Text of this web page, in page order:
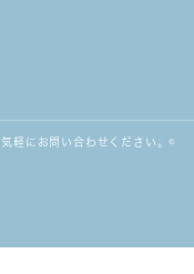
軽にお問い合わせください。©